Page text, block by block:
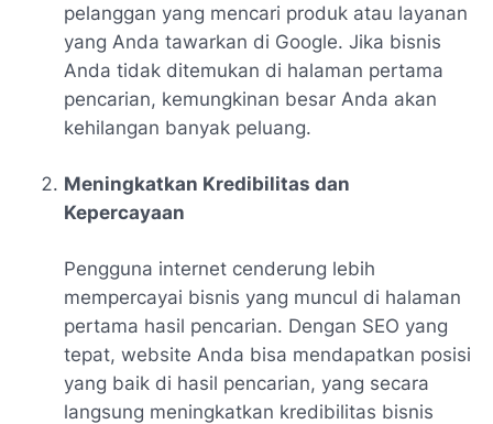
pelanggan yang mencari produk atau layanan
yang Anda tawarkan di Google. Jika bisnis
Anda tidak ditemukan di halaman pertama
pencarian, kemungkinan besar Anda akan
kehilangan banyak peluang.
Meningkatkan Kredibilitas dan
Kepercayaan
Pengguna internet cenderung lebih
mempercayai bisnis yang muncul di halaman
pertama hasil pencarian. Dengan SEO yang
tepat, website Anda bisa mendapatkan posisi
yang baik di hasil pencarian, yang secara
langsung meningkatkan kredibilitas bisnis